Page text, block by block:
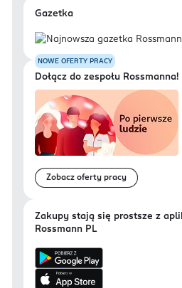
Gazetka
NOWE OFERTY PRACY
Dołącz do zespołu Rossmanna!
Zobacz oferty pracy
Zakupy stają się prostsze z
Rossmann PL